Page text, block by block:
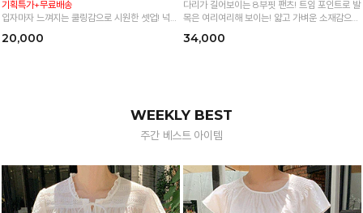
기획특가+무료배송
입자마자 느껴지는 쿨링감으로 시원한 셋업! 넉넉
20,000
다리가 길어보이는 8부핏 팬츠! 트임 포인트로 발
목은 여리여리해 보이는! 얇고 가벼운 소재감으로
*블랙·주문폭주로 인한 입고지연·순차발송 진행중
34,000
WEEKLY BEST
주간 베스트 아이템